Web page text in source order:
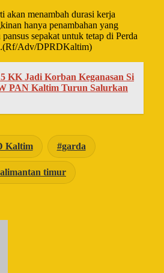
akan menambah durasi kerja
hanya penambahan yang
sepakat untuk tetap di Perda
Adv/DPRDKaltim)
KK Jadi Korban Keganasan Si
PAN Kaltim Turun Salurkan
Kaltim garda
timur